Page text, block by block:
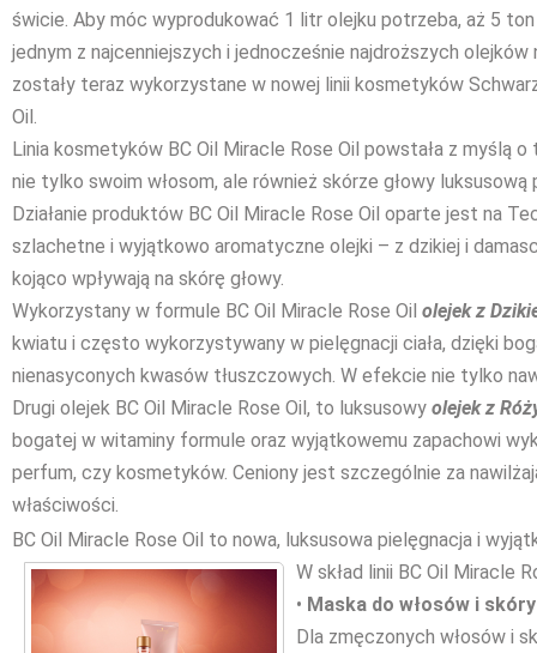
świcie. Aby móc wyprodukować 1 litr olejku potrzeba, aż 5
jednym z najcenniejszych i jednocześnie najdroższych
zostały teraz wykorzystane w nowej linii kosmetyków
Oil.
Linia kosmetyków BC Oil Miracle Rose Oil powstała z myślą
nie tylko swoim włosom, ale również skórze głowy
Działanie produktów BC Oil Miracle Rose Oil oparte jest na
szlachetne i wyjątkowo aromatyczne olejki – z dzikiej i
kojąco wpływają na skórę głowy.
Wykorzystany w formule BC Oil Miracle Rose Oil olejek z
kwiatu i często wykorzystywany w pielęgnacji ciała, dzięki
nienasyconych kwasów tłuszczowych. W efekcie nie tylko
Drugi olejek BC Oil Miracle Rose Oil, to luksusowy olejek z
bogatej w witaminy formule oraz wyjątkowemu zapachowi
perfum, czy kosmetyków. Ceniony jest szczególnie za
właściwości.
BC Oil Miracle Rose Oil to nowa, luksusowa pielęgnacja i
W skład linii BC Oil Miracle
• Maska do włosów i
Dla zmęczonych włosów i